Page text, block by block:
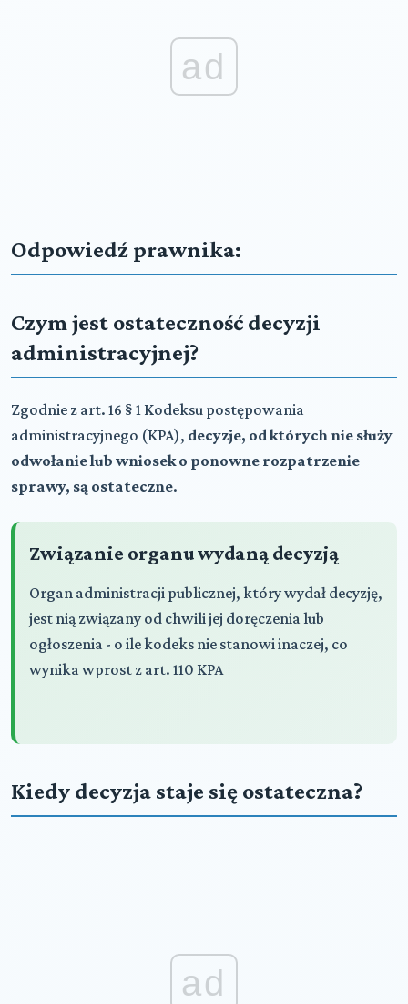
ad
Odpowiedź prawnika:
Czym jest ostateczność decyzji
administracyjnej?
Zgodnie z art. 16 § 1 Kodeksu postępowania
administracyjnego (KPA), decyzje, od których nie służy
odwołanie lub wniosek o ponowne rozpatrzenie
sprawy, są ostateczne.
Związanie organu wydaną decyzją
Organ administracji publicznej, który wydał decyzję,
jest nią związany od chwili jej doręczenia lub
ogłoszenia - o ile kodeks nie stanowi inaczej, co
wynika wprost z art. 110 KPA
Kiedy decyzja staje się ostateczna?
ad